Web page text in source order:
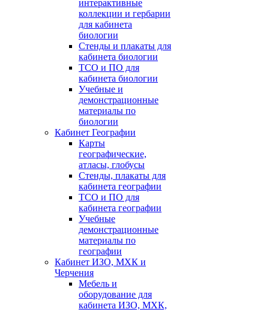
интерактивные
коллекции и гербарии
для кабинета
биологии
Стенды и плакаты для
кабинета биологии
ТСО и ПО для
кабинета биологии
Учебные и
демонстрационные
материалы по
биологии
Кабинет Географии
Карты
географические,
атласы, глобусы
Стенды, плакаты для
кабинета географии
ТСО и ПО для
кабинета географии
Учебные
демонстрационные
материалы по
географии
Кабинет ИЗО, МХК и
Черчения
Мебель и
оборудование для
кабинета ИЗО, МХК,